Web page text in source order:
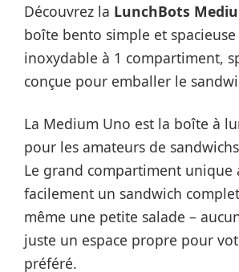
Découvrez la LunchBots
boîte bento simple et
inoxydable à 1 compartiment,
conçue pour emballer le
La Medium Uno est la boîte à
pour les amateurs de
Le grand compartiment unique
facilement un sandwich
même une petite salade –
juste un espace propre pour
préféré.